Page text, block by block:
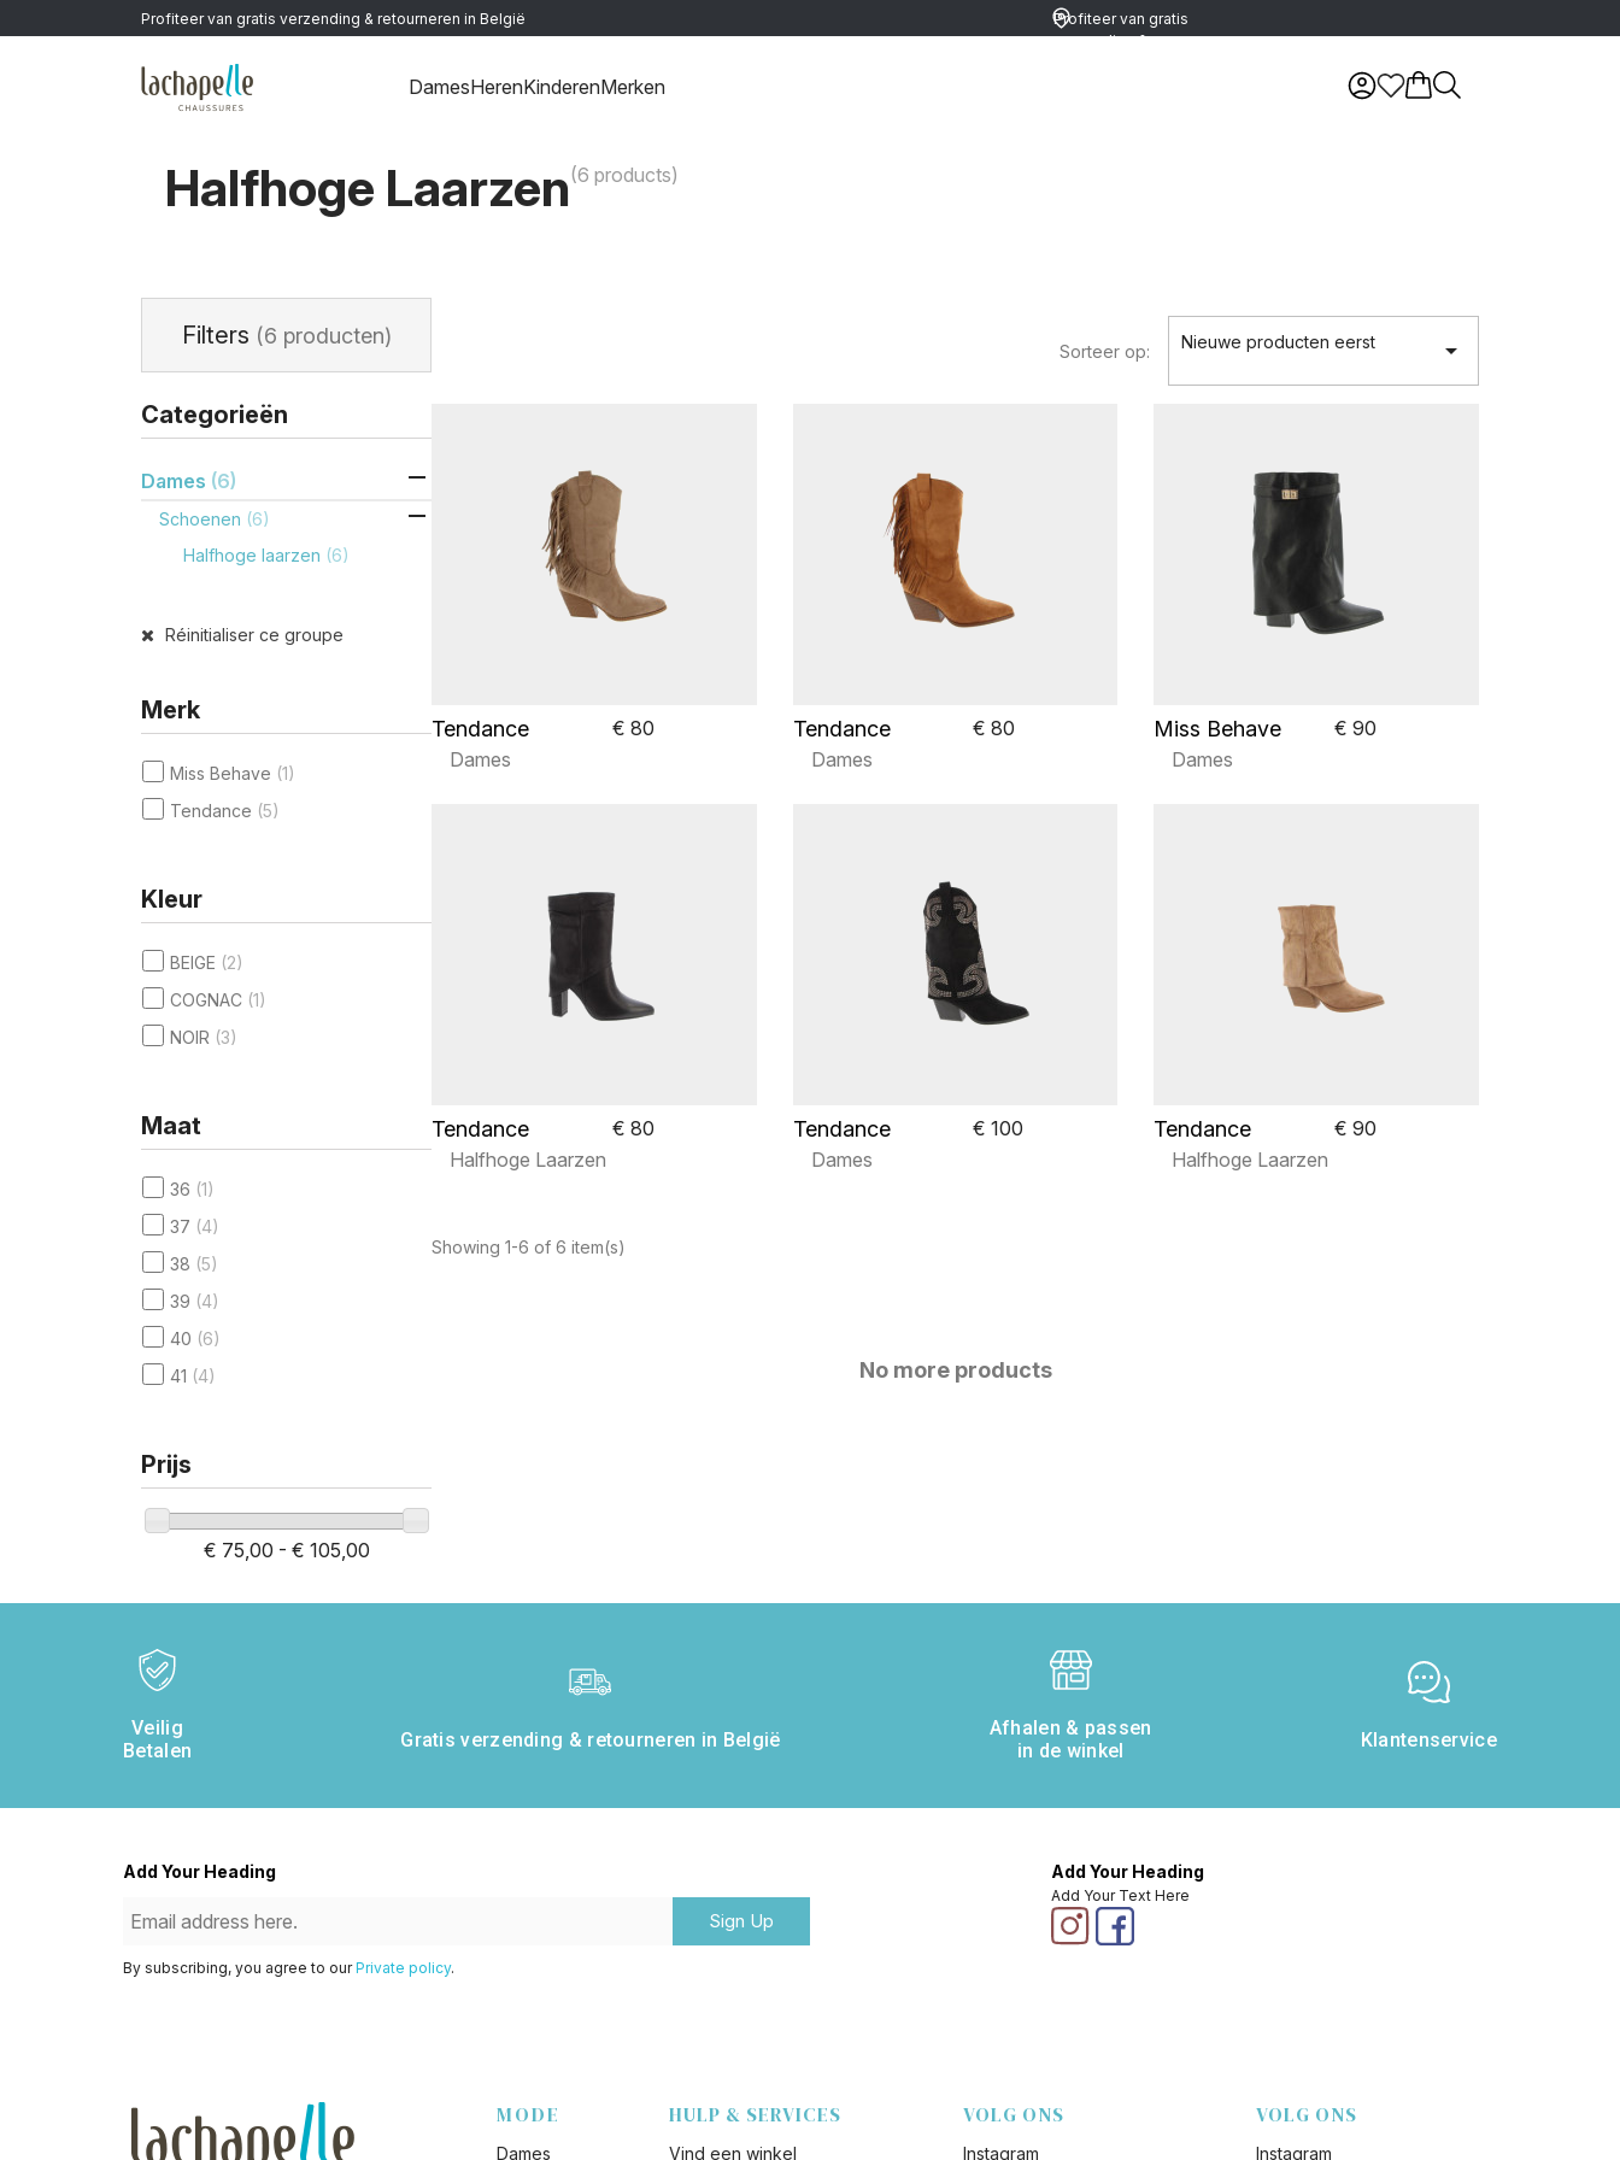
Profiteer van gratis verzending & retourneren in België
Profiteer van gratis
verzending &
DamesHerenKinderenMerken
Halfhoge Laarzen(6 products)
Filters (6 producten)
Categorieën

Dames (6)

Schoenen (6)
Halfhoge laarzen (6)
Réinitialiser ce groupe
Merk
Miss Behave (1)
Tendance (5)
Kleur
BEIGE (2)
COGNAC (1)
NOIR (3)
Maat
36 (1)
37 (4)
38 (5)
39 (4)
40 (6)
41 (4)
Prijs
€ 75,00 - € 105,00
Sorteer op: Nieuwe producten eerst 
Tendance
€ 80
Dames
Tendance
€ 80
Dames
Miss Behave
€ 90
Dames
Tendance
€ 80
Halfhoge Laarzen
Tendance
€ 100
Dames
Tendance
€ 90
Halfhoge Laarzen
Showing 1-6 of 6 item(s)
No more products
Veilig
Betalen
Gratis verzending & retourneren in België
Afhalen & passen
in de winkel
Klantenservice
Add Your Heading
Sign Up
By subscribing, you agree to ourPrivate policy.
Add Your Heading
Add Your Text Here
MODE
Dames
HULP & SERVICES
Vind een winkel
VOLG ONS
Instagram
VOLG ONS
Instagram